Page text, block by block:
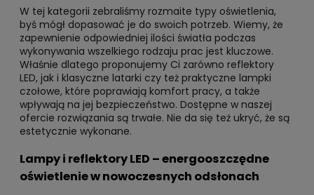
W tej kategorii zebraliśmy rozmaite typy oświetlenia,
byś mógł dopasować je do swoich potrzeb. Wiemy, że
zapewnienie odpowiedniej ilości światła podczas
wykonywania wszelkiego rodzaju prac jest kluczowe.
Właśnie dlatego proponujemy Ci zarówno reflektory
LED, jak i klasyczne latarki czy też praktyczne lampki
czołowe, które poprawiają komfort pracy, a także
wpływają na jej bezpieczeństwo. Dostępne w naszej
ofercie rozwiązania są trwałe. Nie da się też ukryć, że są
estetycznie wykonane.
Lampy i reflektory LED – energooszczędne
oświetlenie w nowoczesnych odsłonach